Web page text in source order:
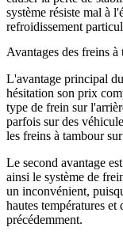
système résiste mal à
refroidissement
Avantages des freins à
L'avantage principal
hésitation son prix
type de frein sur
parfois sur des
les freins à tambour
Le second avantage
ainsi le système de
un inconvénient,
hautes températures
précédemment.